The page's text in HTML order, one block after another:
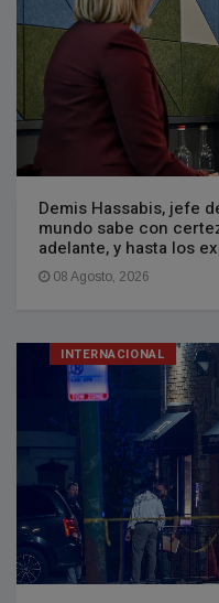
Demis Hassabis, jefe
mundo sabe con
adelante, y hasta los
08 Agosto, 2026
INTERNACIONAL